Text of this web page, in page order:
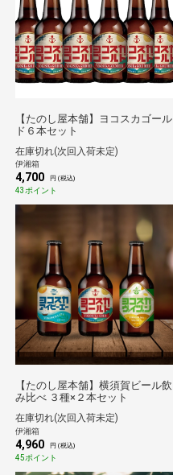
【たのし屋本舗】ヨコスカゴール
ド６本セット
在庫切れ(次回入荷未定)
伊湘箱
4,700 円 (税込)
43ポイント
【たのし屋本舗】横須賀ビール飲
み比べ ３種×２本セット
在庫切れ(次回入荷未定)
伊湘箱
4,960 円 (税込)
45ポイント